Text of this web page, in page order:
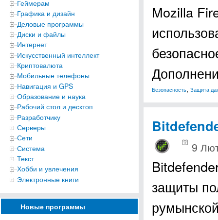
Геймерам
Графика и дизайн
Деловые программы
Диски и файлы
Интернет
Искусственный интеллект
Криптовалюта
Мобильные телефоны
Навигация и GPS
Образование и наука
Рабочий стол и десктоп
Разработчику
Серверы
Сети
Система
Текст
Хобби и увлечения
Электронные книги
Новые программы
Mozilla
Безопасность, Защита
9
защиты